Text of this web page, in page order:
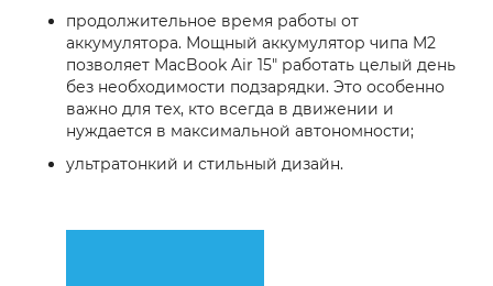
продолжительное время работы от
аккумулятора. Мощный аккумулятор чипа M2
позволяет MacBook Air 15" работать целый день
без необходимости подзарядки. Это особенно
важно для тех, кто всегда в движении и
нуждается в максимальной автономности;
ультратонкий и стильный дизайн.